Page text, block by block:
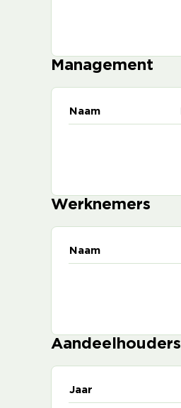
Management
Naam
Werknemers
Naam
Aandeelhouders
Jaar